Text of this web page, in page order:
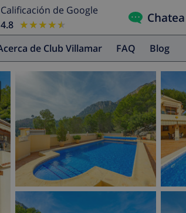
Calificación de Google
4.8
★★★★★
★★★★★
Acerca de Club Villamar FAQ Blog